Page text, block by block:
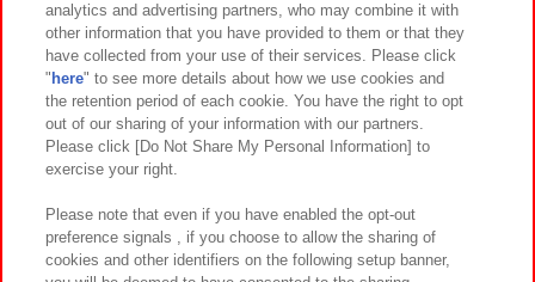
関連会社 サステナビリティ サイトポリシー
プライバシーポリシー ウェブアクセシビリティ方針と検証結果
お取引先さまとともに
カスタマーハラスメント対応方針 よくあるご質問・お問い合わせ
analytics and advertising partners, who may combine it with
other information that you have provided to them or that they
have collected from your use of their services. Please click
" here" to see more details about how we use cookies and
the retention period of each cookie. You have the right to opt
out of our sharing of your information with our partners.
Please click [Do Not Share My Personal Information] to
exercise your right.
Please note that even if you have enabled the opt-out
preference signals , if you choose to allow the sharing of
cookies and other identifiers on the following setup banner,